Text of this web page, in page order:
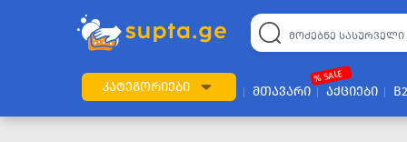
ᲙᲐᲢᲔᲒᲝᲠᲘᲔᲑᲘ ᲛᲗᲐᲕᲐᲠᲘ ᲐᲥᲪᲘᲔᲑᲘ
% SALE